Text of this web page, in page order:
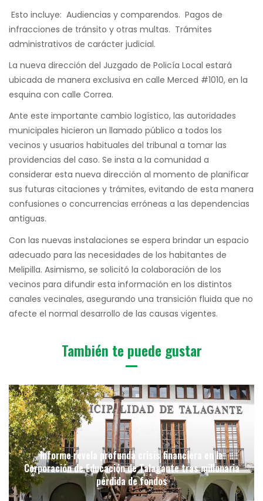
Esto incluye: Audiencias y comparendos. Pagos de
infracciones de tránsito y otras multas. Trámites
administrativos de carácter judicial.
La nueva dirección del Juzgado de Policía Local estará
ubicada de manera exclusiva en calle Merced #1010, en la
esquina con calle Correa.
Ante este importante cambio logístico, las autoridades
municipales hicieron un llamado público a todos los
vecinos y usuarios habituales del tribunal a tomar las
providencias del caso. Se insta a la comunidad a
considerar esta nueva dirección al momento de planificar
sus futuras citaciones y trámites, evitando de esta manera
confusiones o concurrencias erróneas a las dependencias
antiguas.
Con las nuevas instalaciones se espera brindar un espacio
adecuado para las necesidades de los habitantes de
Melipilla. Asimismo, se solicitó la colaboración de los
vecinos para difundir esta información en los distintos
canales vecinales, asegurando una transición fluida que no
afecte el normal desarrollo de las causas vigentes.
También te puede gustar
Informe revela profunda crisis financiera en la
Corporación de Educación de Talagante tras millonaria
pérdida de fondos